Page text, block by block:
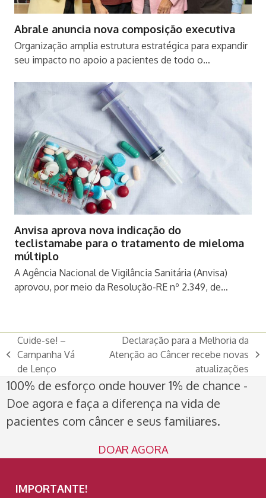
Abrale anuncia nova composição executiva
Organização amplia estrutura estratégica para expandir
seu impacto no apoio a pacientes de todo o…
Anvisa aprova nova indicação do
teclistamabe para o tratamento de mieloma
múltiplo
A Agência Nacional de Vigilância Sanitária (Anvisa)
aprovou, por meio da Resolução-RE nº 2.349, de…
previous
post:
Cuide-se! –
Campanha Vá
de Lenço
next
Declaração para a Melhoria da
Atenção ao Câncer recebe novas
atualizações
100% de esforço onde houver 1% de chance -
Doe agora e faça a diferença na vida de
pacientes com câncer e seus familiares.
DOAR AGORA
IMPORTANTE!